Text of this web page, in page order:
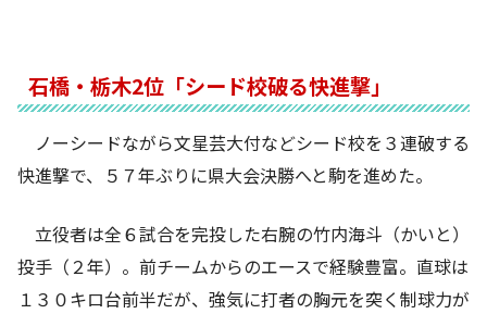
石橋・栃木2位「シード校破る快進撃」
ノーシードながら文星芸大付などシード校を３連破する
快進撃で、５７年ぶりに県大会決勝へと駒を進めた。
立役者は全６試合を完投した右腕の竹内海斗（かいと）
投手（２年）。前チームからのエースで経験豊富。直球は
１３０キロ台前半だが、強気に打者の胸元を突く制球力が